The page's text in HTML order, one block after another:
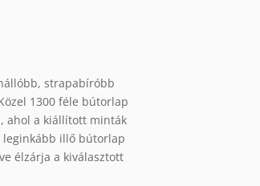
strapabíróbb
1300 féle bútorlap
ahol a kiállított minták
leginkább illő bútorlap
élzárja a kiválasztott